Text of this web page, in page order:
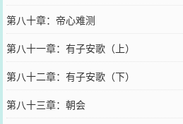
第八十章：帝心难测
第八十一章：有子安歌（上）
第八十二章：有子安歌（下）
第八十三章：朝会